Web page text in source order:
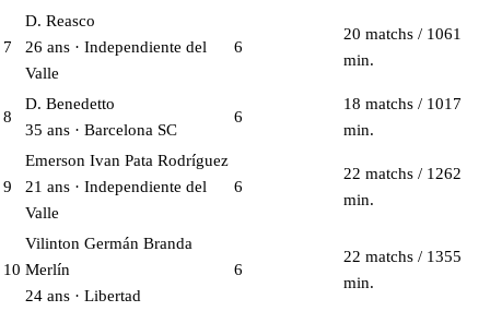
7
D. Reasco
26 ans · Independiente del
Valle
6
20 matchs / 1061
min.
8
D. Benedetto
35 ans · Barcelona SC
6
18 matchs / 1017
min.
9
Emerson Ivan Pata Rodríguez
21 ans · Independiente del
Valle
6
22 matchs / 1262
min.
10
Vilinton Germán Branda
Merlín
24 ans · Libertad
6
22 matchs / 1355
min.